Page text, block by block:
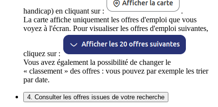
handicap) en cliquant sur :
.
La carte affiche uniquement les offres d'emploi que vous
voyez à l'écran. Pour visualiser les offres d'emploi suivantes,
cliquez sur :
Vous avez également la possibilité de changer le
« classement » des offres : vous pouvez par exemple les trier
par date.
4. Consulter les offres issues de votre recherche